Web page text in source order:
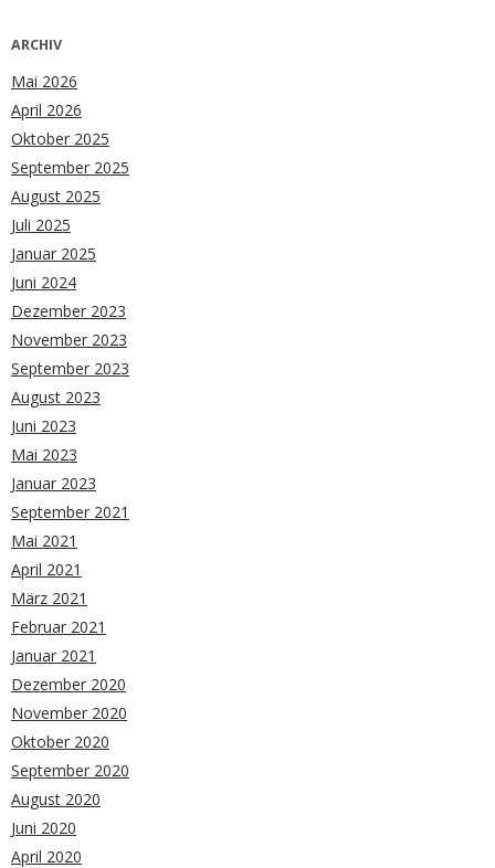
ARCHIV
Mai 2026
April 2026
Oktober 2025
September 2025
August 2025
Juli 2025
Januar 2025
Juni 2024
Dezember 2023
November 2023
September 2023
August 2023
Juni 2023
Mai 2023
Januar 2023
September 2021
Mai 2021
April 2021
März 2021
Februar 2021
Januar 2021
Dezember 2020
November 2020
Oktober 2020
September 2020
August 2020
Juni 2020
April 2020